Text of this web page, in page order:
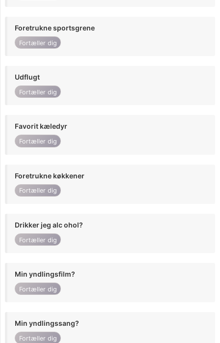
Foretrukne sportsgrene
Fortæller dig
Udflugt
Fortæller dig
Favorit kæledyr
Fortæller dig
Foretrukne køkkener
Fortæller dig
Drikker jeg alc ohol?
Fortæller dig
Min yndlingsfilm?
Fortæller dig
Min yndlingssang?
Fortæller dig